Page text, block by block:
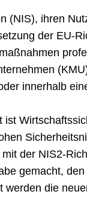
(NIS), ihren
der EU-
innerhalb
ist
der NIS2-
gemacht,
die